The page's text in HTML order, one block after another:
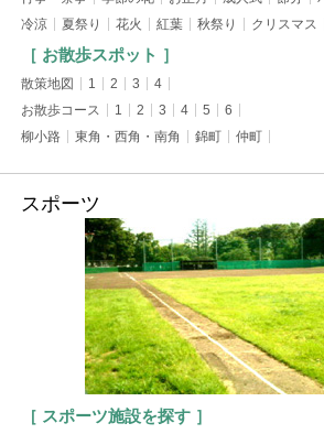
冷涼
夏祭り 花火 紅葉 秋祭り クリスマス
［ お散歩スポット ］
散策地図 1 2 3
4
お散歩コース
1 2 3 4 5
6
柳小路
東角・西角・南角 錦町 仲町
スポーツ
［ スポーツ施設を探す ］